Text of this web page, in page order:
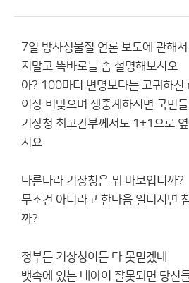
7일 방사성물질 언론 보도에 관해
지말고 똑바로들 좀 설명해보시오
아? 100마디 변명보다는 고귀하
이상 비맞으며 생중계하시면 국민
기상청 최고간부께서도 1+1으로
지요
다른나라 기상청은 뭐 바보입니까?
무조건 아니라고 한다음 일터지면
까?
정부든 기상청이든 다 못믿겠네
뱃속에 있는 내아이 잘못되면 당신